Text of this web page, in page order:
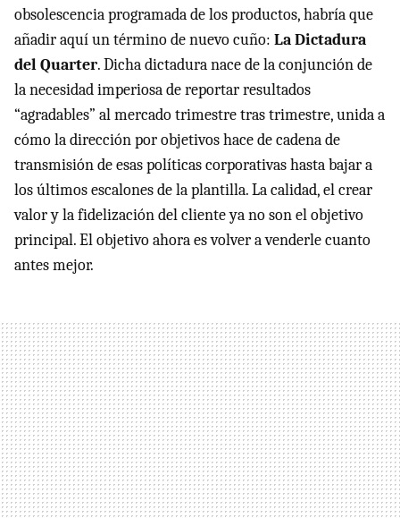
obsolescencia programada de los productos, habría que
añadir aquí un término de nuevo cuño: La Dictadura
del Quarter. Dicha dictadura nace de la conjunción de
la necesidad imperiosa de reportar resultados
“agradables” al mercado trimestre tras trimestre, unida a
cómo la dirección por objetivos hace de cadena de
transmisión de esas políticas corporativas hasta bajar a
los últimos escalones de la plantilla. La calidad, el crear
valor y la fidelización del cliente ya no son el objetivo
principal. El objetivo ahora es volver a venderle cuanto
antes mejor.